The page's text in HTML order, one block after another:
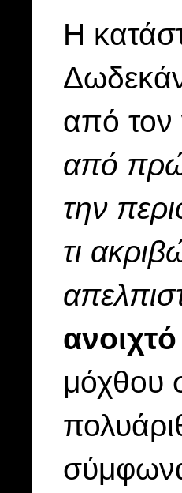
Η
από τον
από
την
τι
μόχθου